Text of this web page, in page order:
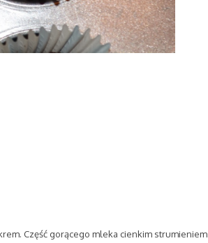
Część gorącego mleka cienkim strumieniem